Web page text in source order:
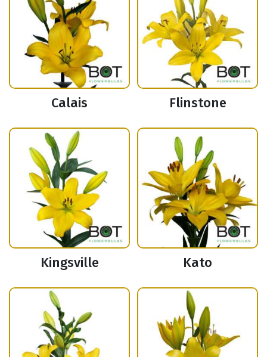
Calais Flinstone
Kingsville Kato